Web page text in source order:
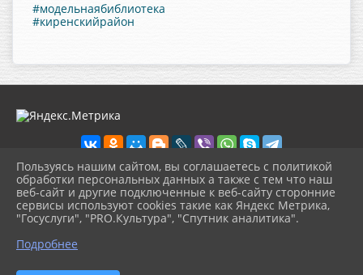
#модельнаябиблиотека
#киренскийрайон
2026 г. cbskirensk.ru
Вход
Карта сайта
Политика обработки персональных данных
Сделано на KubCMS
Пользуясь нашим сайтом, вы соглашаетесь с политикой
обработки персональных данных а также с тем что наш
веб-сайт и другие подключенные к веб-сайту сторонние
сервисы используют cookies такие как Яндекс Метрика,
"Госуслуги", "PRO.Культура", "Спутник аналитика".
Подробнее